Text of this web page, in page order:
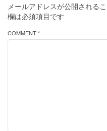
メールアドレスが公開されるこ
欄は必須項目です
COMMENT *